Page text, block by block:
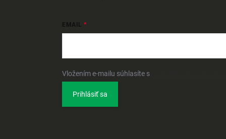
EMAIL
Vložením e-mailu súhlasíte s
Prihlásiť sa